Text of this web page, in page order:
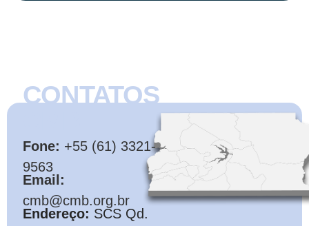
CONTATOS
Fone: +55 (61) 3321-
9563
Email:
cmb@cmb.org.br
Endereço: SCS Qd.